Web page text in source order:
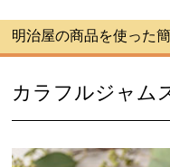
明治屋の商品を使った
カラフルジャム